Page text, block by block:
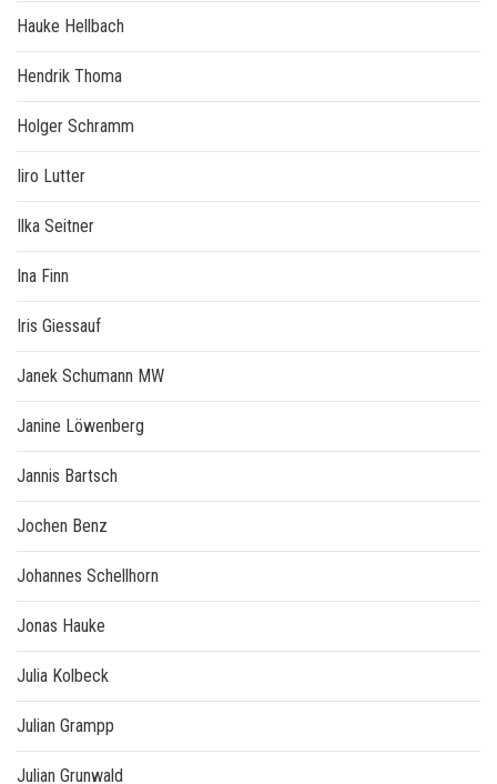
Hauke Hellbach
Hendrik Thoma
Holger Schramm
Iiro Lutter
Ilka Seitner
Ina Finn
Iris Giessauf
Janek Schumann MW
Janine Löwenberg
Jannis Bartsch
Jochen Benz
Johannes Schellhorn
Jonas Hauke
Julia Kolbeck
Julian Grampp
Julian Grunwald